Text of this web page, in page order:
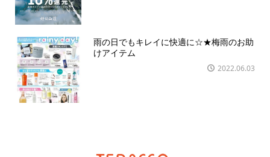
雨の日でもキレイに快適に☆★梅雨のお助
けアイテム
2022.06.03